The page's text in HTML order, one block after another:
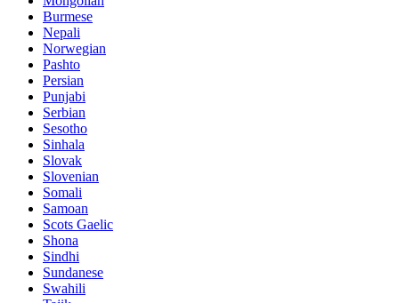
Burmese
Nepali
Norwegian
Pashto
Persian
Punjabi
Serbian
Sesotho
Sinhala
Slovak
Slovenian
Somali
Samoan
Scots Gaelic
Shona
Sindhi
Sundanese
Swahili